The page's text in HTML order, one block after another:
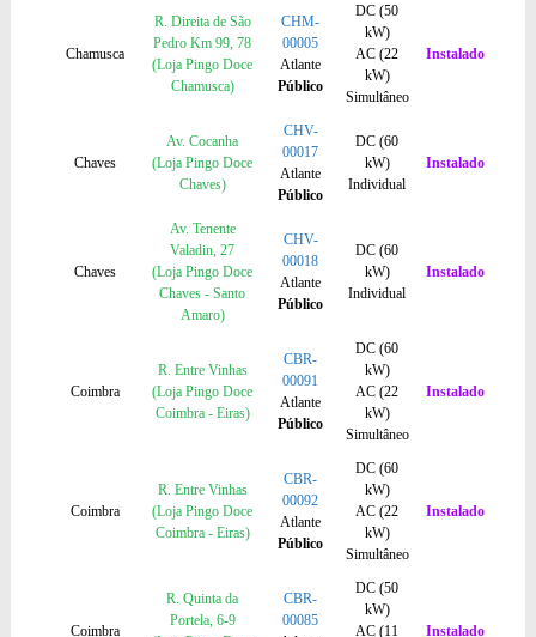
Chamusca
R. Direita de São
Pedro Km 99, 78
(Loja Pingo Doce
Chamusca)
CHM-
00005
Atlante
Público
DC (50
kW)
AC (22
kW)
Simultâneo
Instalado
Chaves
Av. Cocanha
(Loja Pingo Doce
Chaves)
CHV-
00017
Atlante
Público
DC (60
kW)
Individual
Instalado
Chaves
Av. Tenente
Valadin, 27
(Loja Pingo Doce
Chaves - Santo
Amaro)
CHV-
00018
Atlante
Público
DC (60
kW)
Individual
Instalado
Coimbra
R. Entre Vinhas
(Loja Pingo Doce
Coimbra - Eiras)
CBR-
00091
Atlante
Público
DC (60
kW)
AC (22
kW)
Simultâneo
Instalado
Coimbra
R. Entre Vinhas
(Loja Pingo Doce
Coimbra - Eiras)
CBR-
00092
Atlante
Público
DC (60
kW)
AC (22
kW)
Simultâneo
Instalado
Coimbra
R. Quinta da
Portela, 6-9
CBR-
00085
DC (50
kW)
AC (11
Instalado